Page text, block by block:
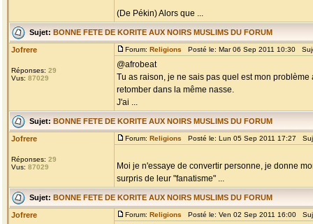
(De Pékin) Alors que ...
Sujet: BONNE FETE DE KORITE AUX NOIRS MUSLIMS DU FORUM
Jofrere
Réponses: 29
Vus: 87029
Forum: Religions Posté le: Mar 06 Sep 2011 10:30
@afrobeat
Tu as raison, je ne sais pas quel est mon
retomber dans la même nasse.
J'ai ...
Sujet: BONNE FETE DE KORITE AUX NOIRS MUSLIMS DU FORUM
Jofrere
Réponses: 29
Vus: 87029
Forum: Religions Posté le: Lun 05 Sep 2011 17:27
Moi je n'essaye de convertir personne, je donne
surpris de leur "fanatisme" ...
Sujet: BONNE FETE DE KORITE AUX NOIRS MUSLIMS DU FORUM
Jofrere Forum: Religions Posté le: Ven 02 Sep 2011 16:00